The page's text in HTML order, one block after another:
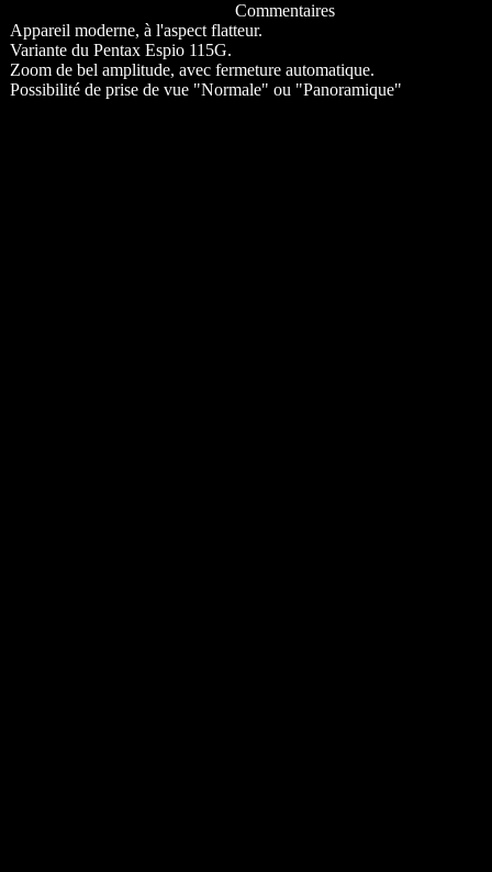
Commentaires
Appareil moderne, à l'aspect flatteur.
Variante du Pentax Espio 115G.
Zoom de bel amplitude, avec fermeture automatique.
Possibilité de prise de vue "Normale" ou "Panoramique"